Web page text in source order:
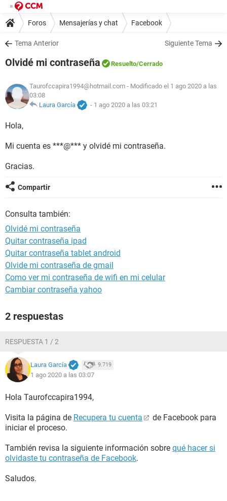
Foros Mensajerías y chat Facebook
Tema Anterior Siguiente Tema
Olvidé mi contraseña Resuelto/Cerrado
Taurofccapira1994@hotmail.com- Modificado el 1 ago 2020 a las
03:08
Laura García
- 1 ago 2020 a las 03:21
Hola,
Mi cuenta es ***@*** y olvidé mi contraseña.
Gracias.
Compartir
Consulta también:
Olvidé mi contraseña
Quitar contraseña ipad
Quitar contraseña tablet android
Olvide mi contraseña de gmail
Como ver mi contraseña de wifi en mi celular
Cambiar contraseña yahoo
2 respuestas
RESPUESTA 1 / 2
Laura García 9.719
1 ago 2020 a las 03:07
Hola Taurofccapira1994,
Visita la página de Recupera tu cuenta
de Facebook para
iniciar el proceso.
También revisa la siguiente información sobre qué hacer si
olvidaste tu contraseña de Facebook.
Saludos.